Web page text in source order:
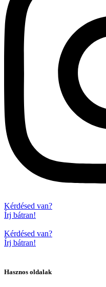
Kérdésed van?
Írj bátran!
Kérdésed van?
Írj bátran!
Hasznos oldalak